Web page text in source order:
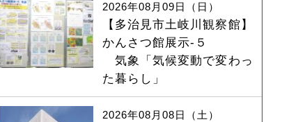
【多治見市土岐川観察館】
かんさつ館展示-５
気象「気候変動で変わっ
た暮らし」
2026年08月09日（日）
2026年08月08日（土）